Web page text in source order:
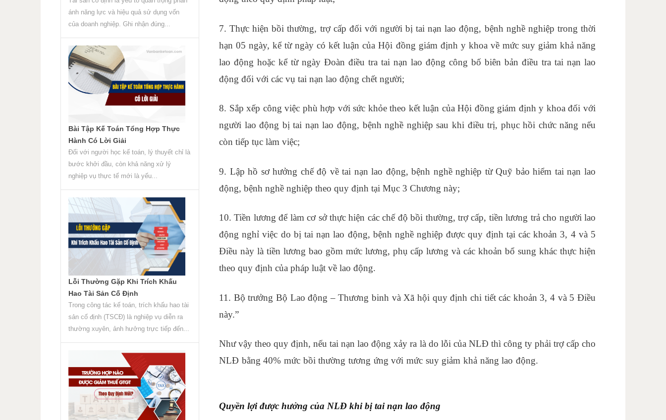
7. Thực hiện bồi thường, trợ cấp đối với người bị tai nạn lao động, bệnh nghề nghiệp trong thời
hạn 05 ngày, kể từ ngày có kết luận của Hội đồng giám định y khoa về mức suy giảm khả năng
lao động hoặc kể từ ngày Đoàn điều tra tai nạn lao động công bố biên bản điều tra tai nạn lao
động đối với các vụ tai nạn lao động chết người;
8. Sắp xếp công việc phù hợp với sức khỏe theo kết luận của Hội đồng giám định y khoa đối với
người lao động bị tai nạn lao động, bệnh nghề nghiệp sau khi điều trị, phục hồi chức năng nếu
còn tiếp tục làm việc;
9. Lập hồ sơ hưởng chế độ về tai nạn lao động, bệnh nghề nghiệp từ Quỹ bảo hiểm tai nạn lao
động, bệnh nghề nghiệp theo quy định tại Mục 3 Chương này;
10. Tiền lương để làm cơ sở thực hiện các chế độ bồi thường, trợ cấp, tiền lương trả cho người lao
động nghỉ việc do bị tai nạn lao động, bệnh nghề nghiệp được quy định tại các khoản 3, 4 và 5
Điều này là tiền lương bao gồm mức lương, phụ cấp lương và các khoản bổ sung khác thực hiện
theo quy định của pháp luật về lao động.
11. Bộ trưởng Bộ Lao động – Thương binh và Xã hội quy định chi tiết các khoản 3, 4 và 5 Điều
này.”
Như vậy theo quy định, nếu tai nạn lao động xảy ra là do lỗi của NLĐ thì công ty phải trợ cấp cho
NLĐ bằng 40% mức bồi thường tương ứng với mức suy giảm khả năng lao động.
Quyền lợi được hưởng của NLĐ khi bị tai nạn lao động
ánh năng lực và hiệu quả sử dụng vốn
của doanh nghiệp. Ghi nhận đúng...
Bài Tập Kế Toán Tổng Hợp Thực
Hành Có Lời Giải
Đối với người học kế toán, lý thuyết chỉ là
bước khởi đầu, còn khả năng xử lý
nghiệp vụ thực tế mới là yếu...
Lỗi Thường Gặp Khi Trích Khấu
Hao Tài Sản Cố Định
Trong công tác kế toán, trích khấu hao tài
sản cố định (TSCĐ) là nghiệp vụ diễn ra
thường xuyên, ảnh hưởng trực tiếp đến...